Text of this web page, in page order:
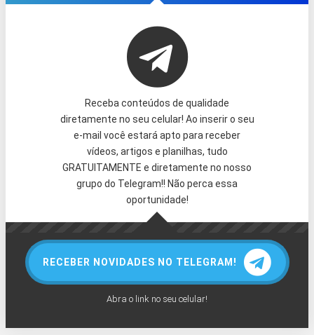
Receba conteúdos de qualidade
diretamente no seu celular! Ao inserir o seu
e-mail você estará apto para receber
vídeos, artigos e planilhas, tudo
GRATUITAMENTE e diretamente no nosso
grupo do Telegram!! Não perca essa
oportunidade!
RECEBER NOVIDADES NO TELEGRAM!
Abra o link no seu celular!